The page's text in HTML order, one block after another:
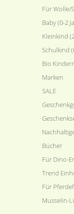
Für Wolle/
Baby (0-2
Kleinkind
Schulkind
Bio
Marken
SALE
Bücher
Für Dino-
Trend
Für
Musselin-